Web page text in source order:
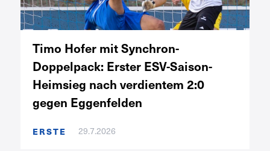
Timo Hofer mit Synchron-
Doppelpack: Erster ESV-Saison-
Heimsieg nach verdientem 2:0
gegen Eggenfelden
ERSTE 29.7.2026